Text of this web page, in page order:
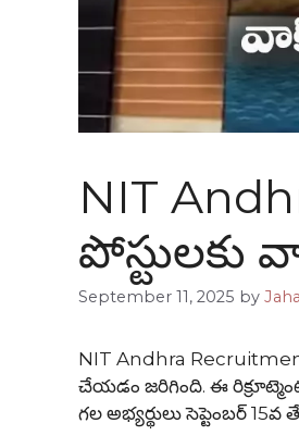
NIT
పోస్టులకు
September 11, 2025 by
NIT Andhra
చేయడం జరిగింది. ఈ
గల అభ్యర్థులు సెప్టెంబర్